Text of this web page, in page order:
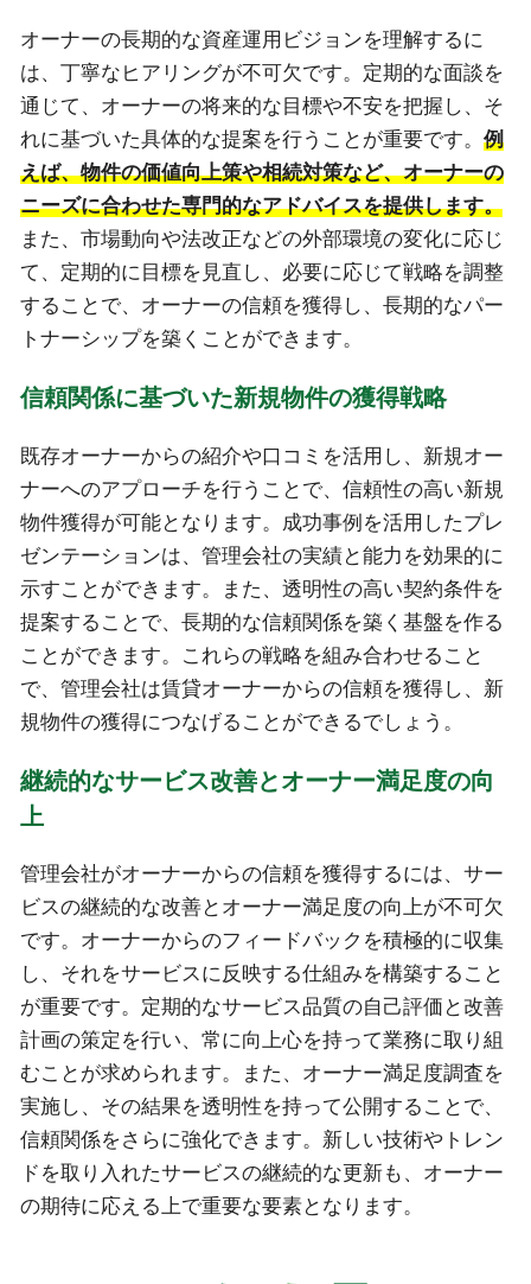
オーナーの長期的な資産運用ビジョンを理解するに
は、丁寧なヒアリングが不可欠です。定期的な面談を
通じて、オーナーの将来的な目標や不安を把握し、そ
れに基づいた具体的な提案を行うことが重要です。 例
えば、物件の価値向上策や相続対策など、オーナーの
ニーズに合わせた専門的なアドバイスを提供します。
また、市場動向や法改正などの外部環境の変化に応じ
て、定期的に目標を見直し、必要に応じて戦略を調整
することで、オーナーの信頼を獲得し、長期的なパー
トナーシップを築くことができます。
信頼関係に基づいた新規物件の獲得戦略
既存オーナーからの紹介や口コミを活用し、新規オー
ナーへのアプローチを行うことで、信頼性の高い新規
物件獲得が可能となります。成功事例を活用したプレ
ゼンテーションは、管理会社の実績と能力を効果的に
示すことができます。また、透明性の高い契約条件を
提案することで、長期的な信頼関係を築く基盤を作る
ことができます。これらの戦略を組み合わせること
で、管理会社は賃貸オーナーからの信頼を獲得し、新
規物件の獲得につなげることができるでしょう。
継続的なサービス改善とオーナー満足度の向
上
管理会社がオーナーからの信頼を獲得するには、サー
ビスの継続的な改善とオーナー満足度の向上が不可欠
です。オーナーからのフィードバックを積極的に収集
し、それをサービスに反映する仕組みを構築すること
が重要です。定期的なサービス品質の自己評価と改善
計画の策定を行い、常に向上心を持って業務に取り組
むことが求められます。また、オーナー満足度調査を
実施し、その結果を透明性を持って公開することで、
信頼関係をさらに強化できます。新しい技術やトレン
ドを取り入れたサービスの継続的な更新も、オーナー
の期待に応える上で重要な要素となります。